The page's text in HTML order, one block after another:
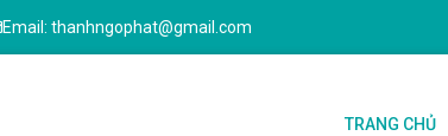
Email: thanhngophat@gmail.com
TRANG CHỦ